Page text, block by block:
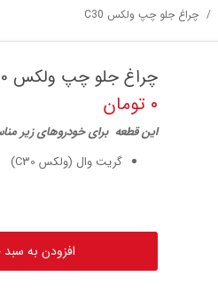
چراغ جلو چپ ولکس C30
چراغ جلو چپ ولکس C30
۰ تومان
این قطعه برای خودروهای زیر
گریت وال (ولکس C30)
افزودن به